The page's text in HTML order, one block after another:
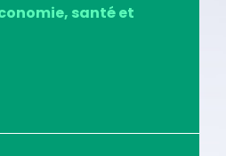
santé et